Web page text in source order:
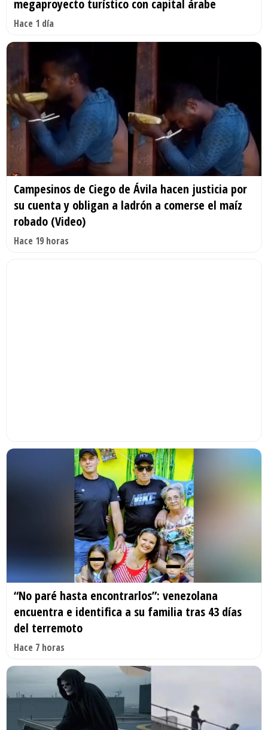
megaproyecto turístico con capital árabe
Hace 1 día
Campesinos de Ciego de Ávila hacen justicia por
su cuenta y obligan a ladrón a comerse el maíz
robado (Video)
Hace 19 horas
“No paré hasta encontrarlos”: venezolana
encuentra e identifica a su familia tras 43 días
del terremoto
Hace 7 horas